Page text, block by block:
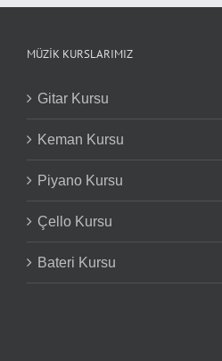
MÜZIK KURSLARIMIZ
Gitar Kursu
Keman Kursu
Piyano Kursu
Çello Kursu
Bateri Kursu